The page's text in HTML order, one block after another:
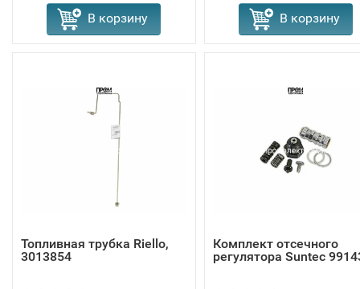
В корзину В корзину
Топливная трубка Riello,
3013854
Комплект отсечного
регулятора Suntec